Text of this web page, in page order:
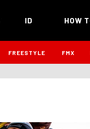
ID HOW
FREESTYLE FMX